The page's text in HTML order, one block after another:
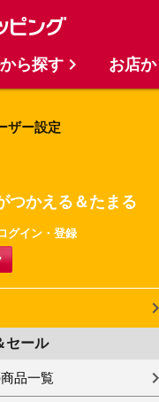
ザー設定
つかえる＆たまる
グイン・登録
セール
品一覧
ら探す お店